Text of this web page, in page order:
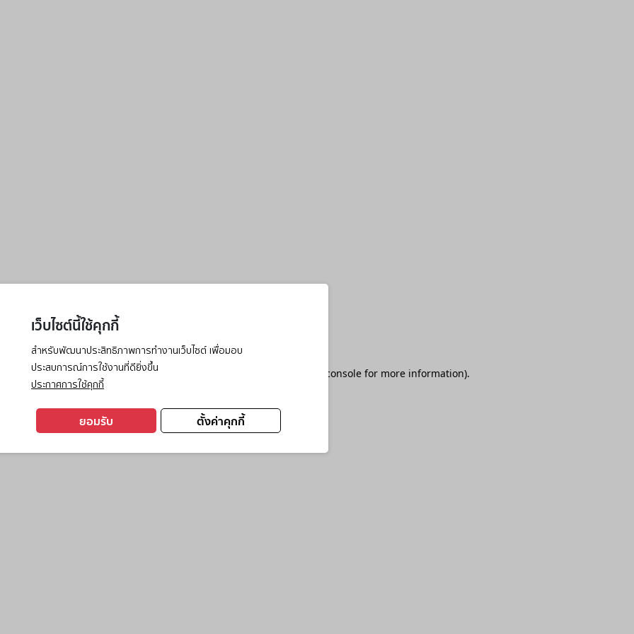
เว็บไซต์นี้ใช้คุกกี้
สำหรับพัฒนาประสิทธิภาพการทำงานเว็บไซต์ เพื่อมอบ
ประสบการณ์การใช้งานที่ดียิ่งขึ้น
ประกาศการใช้คุกกี้
ตั้งค่าคุกกี้
ยอมรับ
has occurred while loading browser console for more information).